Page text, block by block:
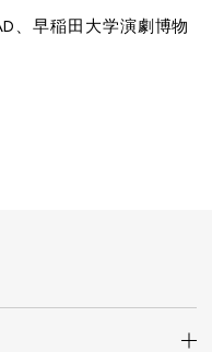
、早稲田大学演劇博物